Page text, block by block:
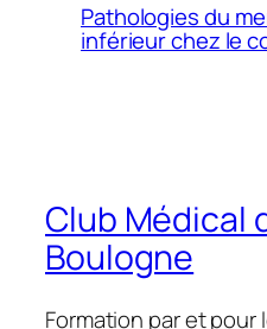
Pathologies du
inférieur chez le
Club Médical
Boulogne
Formation par et pour